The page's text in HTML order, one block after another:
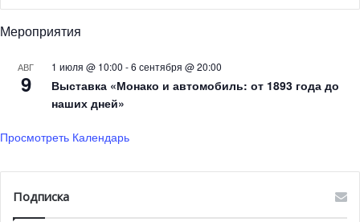
Photo credit: Axel Bastello / Palais Princier
Мероприятия
АВГ
9
1 июля @ 10:00 -6 сентября @ 20:00
Выставка «Монако и автомобиль: от 1893 года до
наших дней»
Просмотреть Календарь
Подписка